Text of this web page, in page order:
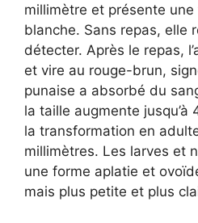
millimètre et présente
blanche. Sans repas, elle
détecter. Après le repas,
et vire au rouge-brun,
punaise a absorbé du
la taille augmente jusqu’à
la transformation en
millimètres. Les larves et
une forme aplatie et
mais plus petite et plus